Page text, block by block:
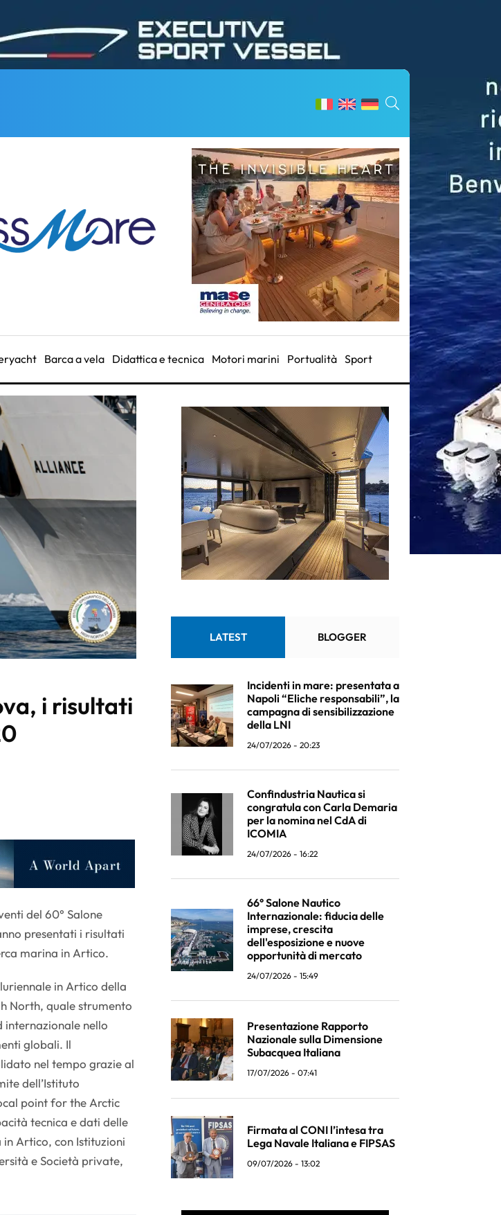
Barca a vela Didattica e tecnica Motori marini Portualità Sport
i risultati
del 60° Salone
presentati i risultati
marina in Artico.
in Artico della
North, quale strumento
internazionale nello
globali. Il
nel tempo grazie al
dell’Istituto
point for the Arctic
tecnica e dati delle
Artico, con Istituzioni
e Società private,
LATEST BLOGGER
Incidenti in mare: presentata a
Napoli “Eliche responsabili”, la
campagna di sensibilizzazione
della LNI
24/07/2026 - 20:23
Confindustria Nautica si
congratula con Carla Demaria
per la nomina nel CdA di
ICOMIA
24/07/2026 - 16:22
66° Salone Nautico
Internazionale: fiducia delle
imprese, crescita
dell'esposizione e nuove
opportunità di mercato
24/07/2026 - 15:49
Presentazione Rapporto
Nazionale sulla Dimensione
Subacquea Italiana
17/07/2026 - 07:41
Firmata al CONI l’intesa tra
Lega Navale Italiana e FIPSAS
09/07/2026 - 13:02